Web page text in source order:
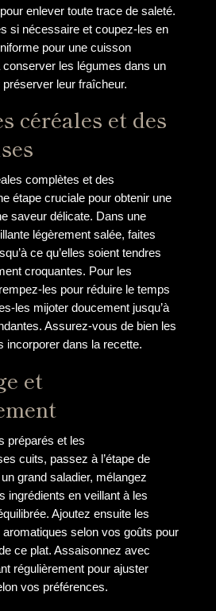
enlever toute trace de saleté.
si nécessaire et coupez-les en
pour une cuisson
conserver les légumes dans un
préserver leur fraîcheur.
céréales et des
complètes et des
étape cruciale pour obtenir une
saveur délicate. Dans une
légèrement salée, faites
ce qu’elles soient tendres
croquantes. Pour les
les pour réduire le temps
les mijoter doucement jusqu’à
Assurez-vous de bien les
incorporer dans la recette.
et
préparés et les
cuits, passez à l’étape de
grand saladier, mélangez
ingrédients en veillant à les
Ajoutez ensuite les
selon vos goûts pour
ce plat. Assaisonnez avec
régulièrement pour ajuster
vos préférences.